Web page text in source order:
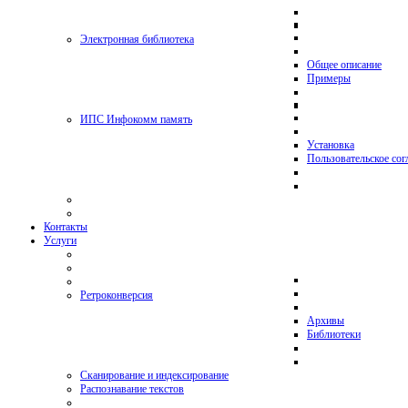
Электронная библиотека
Общее описание
Примеры
ИПС Инфокомм память
Установка
Пользовательское
Контакты
Услуги
Ретроконверсия
Архивы
Библиотеки
Сканирование и индексирование
Распознавание текстов